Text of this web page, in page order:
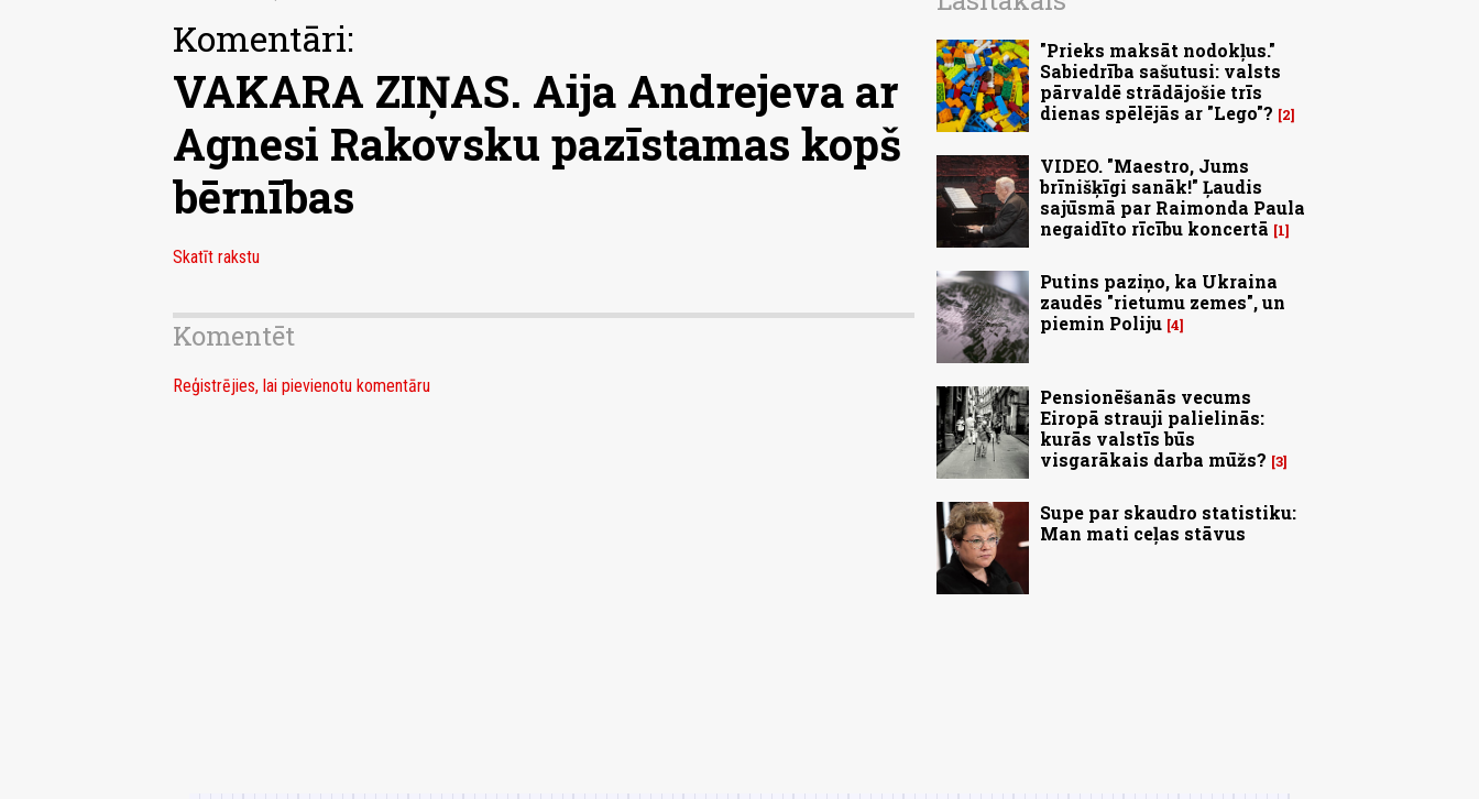
Komentāri:
VAKARA ZIŅAS. Aija Andrejeva ar
Agnesi Rakovsku pazīstamas kopš
bērnības
Skatīt rakstu
Komentēt
Reģistrējies, lai pievienotu komentāru
"Prieks maksāt nodokļus."
Sabiedrība sašutusi: valsts
pārvaldē strādājošie trīs
dienas spēlējās ar "Lego"?
2
VIDEO. "Maestro, Jums
brīnišķīgi sanāk!" Ļaudis
sajūsmā par Raimonda Paula
negaidīto rīcību koncertā
1
Putins paziņo, ka Ukraina
zaudēs "rietumu zemes", un
piemin Poliju 4
Pensionēšanās vecums
Eiropā strauji palielinās:
kurās valstīs būs
visgarākais darba mūžs? 3
Supe par skaudro statistiku:
Man mati ceļas stāvus